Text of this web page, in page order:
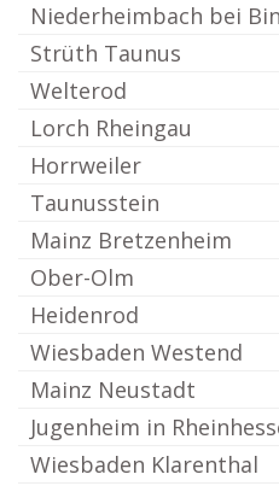
Niederheimbach bei
Strüth Taunus
Welterod
Lorch Rheingau
Horrweiler
Taunusstein
Mainz Bretzenheim
Ober-Olm
Heidenrod
Wiesbaden Westend
Mainz Neustadt
Jugenheim in
Wiesbaden Klarenthal